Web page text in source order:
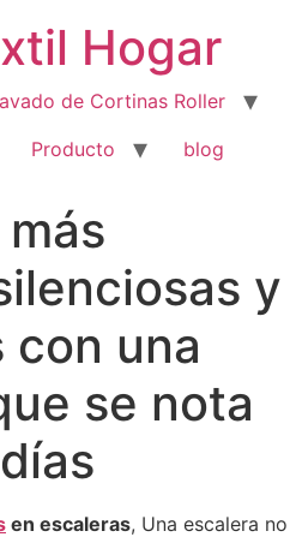
Hogar
de Cortinas Roller
Producto blog
y
con una
se nota
en escaleras, Una escalera no